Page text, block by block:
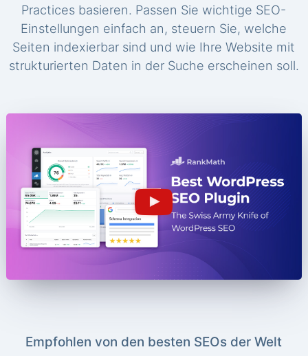
Practices basieren. Passen Sie wichtige SEO-
Einstellungen einfach an, steuern Sie, welche
Seiten indexierbar sind und wie Ihre Website mit
strukturierten Daten in der Suche erscheinen soll.
Empfohlen von den besten SEOs der Welt